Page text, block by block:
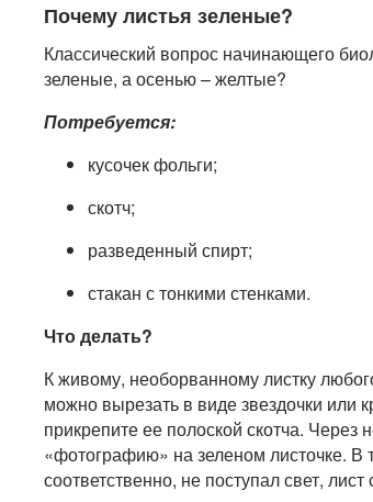
Почему листья зеленые?
Классический вопрос начинающего
зеленые, а осенью – желтые?
Потребуется:
кусочек фольги;
скотч;
разведенный спирт;
стакан с тонкими стенками.
Что делать?
К живому, необорванному листку
можно вырезать в виде звездочки или
прикрепите ее полоской скотча. Через
«фотографию» на зеленом листочке. В
соответственно, не поступал свет,